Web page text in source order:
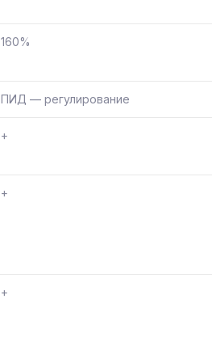
160%
ПИД — регулирование
+
+
+